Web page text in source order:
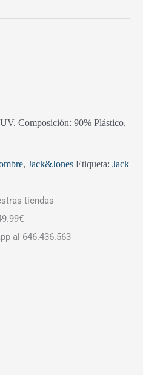
UV.Composición: 90% Plástico,
,Jack&Jones Etiqueta:Jack
tiendas
al 646.436.563